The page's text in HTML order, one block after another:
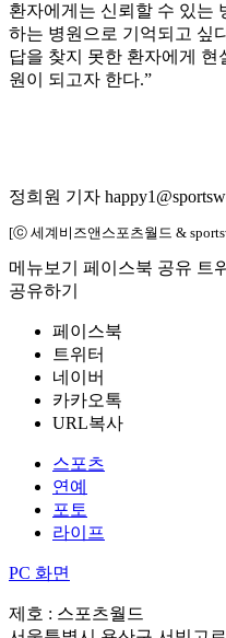
환자에게는 신뢰할 수 있는
하는 병원으로 기억되고 싶
답을 찾지 못한 환자에게
원이 되고자 한다.”
정희원 기자
[ⓒ 세계비즈앤스포츠월드 &
메뉴보기 페이스북 공유 트
공유하기
페이스북
트위터
네이버
카카오톡
URL복사
스포츠
연예
포토
라이프
PC 화면
제호 : 스포츠월드